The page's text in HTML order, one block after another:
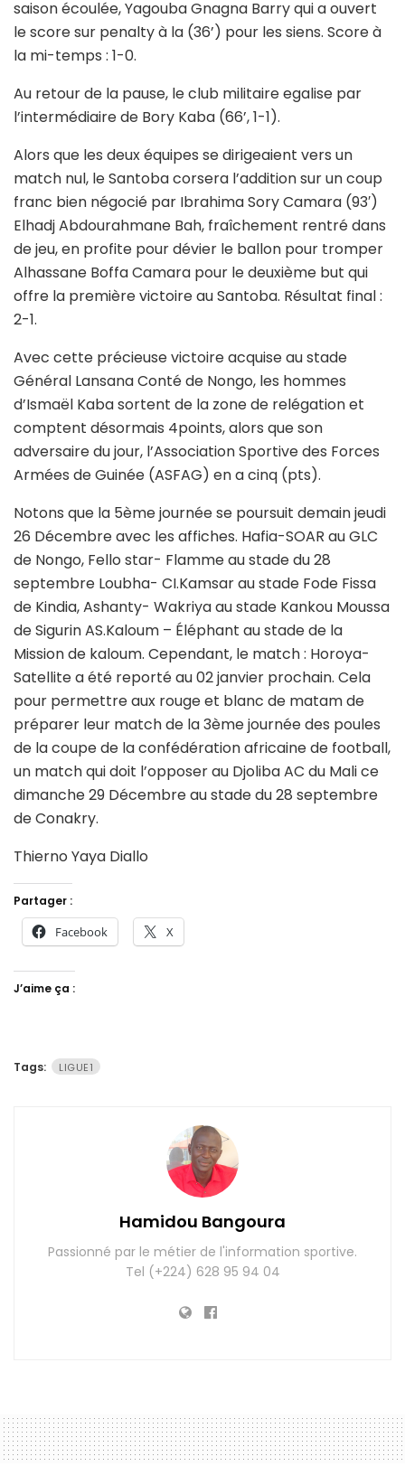
saison écoulée, Yagouba Gnagna Barry qui a ouvert
le score sur penalty à la (36’) pour les siens. Score à
la mi-temps : 1-0.
Au retour de la pause, le club militaire egalise par
l’intermédiaire de Bory Kaba (66’, 1-1).
Alors que les deux équipes se dirigeaient vers un
match nul, le Santoba corsera l’addition sur un coup
franc bien négocié par Ibrahima Sory Camara (93′)
Elhadj Abdourahmane Bah, fraîchement rentré dans
de jeu, en profite pour dévier le ballon pour tromper
Alhassane Boffa Camara pour le deuxième but qui
offre la première victoire au Santoba. Résultat final :
2-1.
Avec cette précieuse victoire acquise au stade
Général Lansana Conté de Nongo, les hommes
d’Ismaël Kaba sortent de la zone de relégation et
comptent désormais 4points, alors que son
adversaire du jour, l’Association Sportive des Forces
Armées de Guinée (ASFAG) en a cinq (pts).
Notons que la 5ème journée se poursuit demain jeudi
26 Décembre avec les affiches. Hafia-SOAR au GLC
de Nongo, Fello star- Flamme au stade du 28
septembre Loubha- CI.Kamsar au stade Fode Fissa
de Kindia, Ashanty- Wakriya au stade Kankou Moussa
de Sigurin AS.Kaloum – Éléphant au stade de la
Mission de kaloum. Cependant, le match : Horoya-
Satellite a été reporté au 02 janvier prochain. Cela
pour permettre aux rouge et blanc de matam de
préparer leur match de la 3ème journée des poules
de la coupe de la confédération africaine de football,
un match qui doit l’opposer au Djoliba AC du Mali ce
dimanche 29 Décembre au stade du 28 septembre
de Conakry.
Thierno Yaya Diallo
Partager :
Facebook X
J’aime ça :
Tags: LIGUE1
Hamidou Bangoura
Passionné par le métier de l'information sportive.
Tel (+224) 628 95 94 04